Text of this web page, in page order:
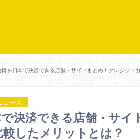
貨を日本で決済できる店舗・サイトまとめ！クレジット
ュース
決済できる店舗・サイ
したメリットとは？